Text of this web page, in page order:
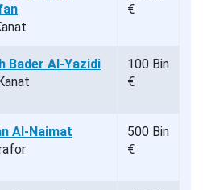
€
Bader Al-Yazidi
100 Bin
€
Al-Naimat
500 Bin
€